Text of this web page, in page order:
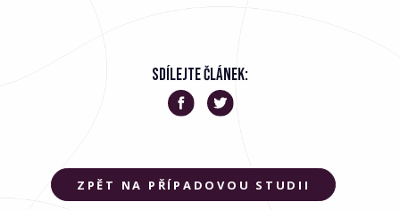
SDÍLEJTE ČLÁNEK:
ZPĚT NA PŘÍPADOVOU STUDII